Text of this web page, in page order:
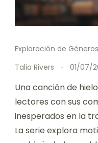
Exploración de Géneros
Talia Rivers
01/07/
Una canción de
lectores con sus
inesperados en la
La serie explora